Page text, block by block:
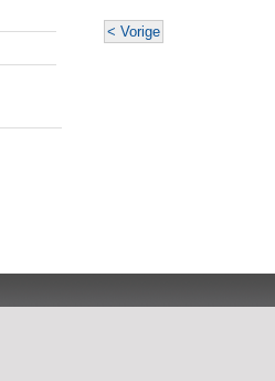
< Vorige